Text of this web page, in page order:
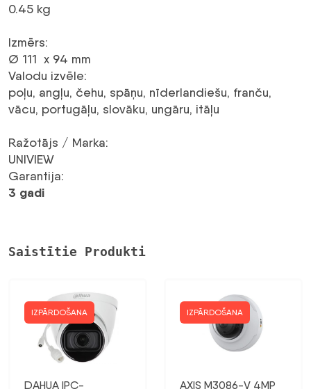
0.45 kg
Izmērs:
Ø 111 x 94 mm
Valodu izvēle:
poļu, angļu, čehu, spāņu, nīderlandiešu, franču,
vācu, portugāļu, slovāku, ungāru, itāļu
Ražotājs / Marka:
UNIVIEW
Garantija:
3 gadi
Saistītie Produkti
IZPĀRDOŠANA
DAHUA IPC-
IZPĀRDOŠANA
AXIS M3086-V 4MP